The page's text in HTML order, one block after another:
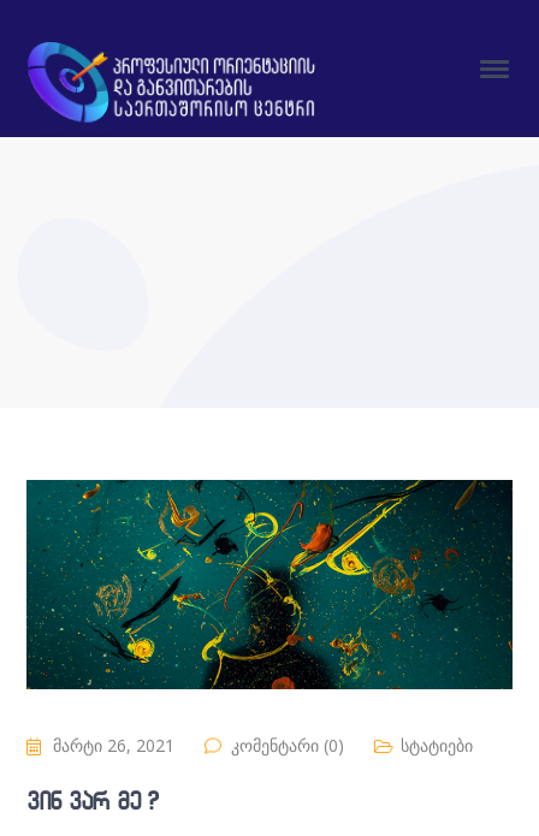
მარტი 26, 2021 კომენტარი (0) სტატიები
ვინ ვარ მე ?